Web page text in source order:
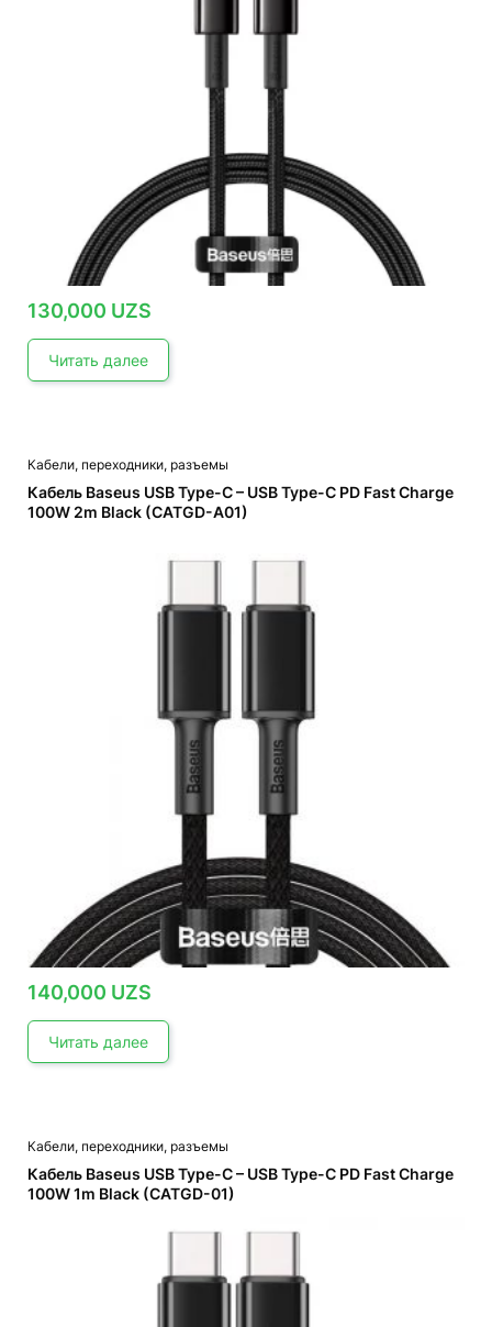
130,000 UZS
Читать далее
Кабели, переходники, разъемы
Кабель Baseus USB Type-C – USB Type-C PD Fast Charge
100W 2m Black (CATGD-A01)
140,000 UZS
Читать далее
Кабели, переходники, разъемы
Кабель Baseus USB Type-C – USB Type-C PD Fast Charge
100W 1m Black (CATGD-01)